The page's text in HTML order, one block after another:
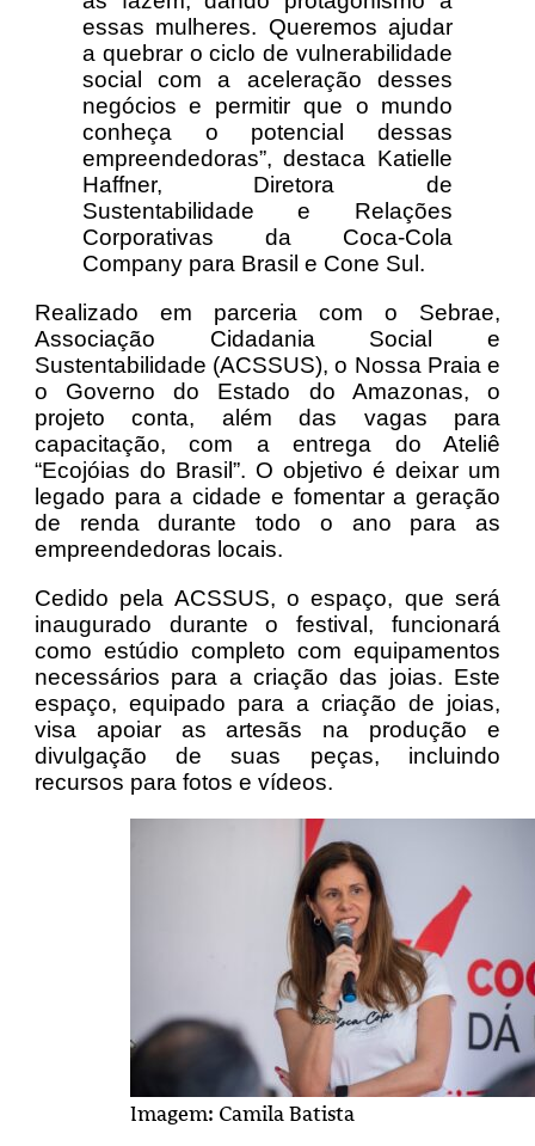
essas mulheres. Queremos ajudar
a quebrar o ciclo de vulnerabilidade
social com a aceleração desses
negócios e permitir que o mundo
conheça o potencial dessas
empreendedoras”, destaca Katielle
Haffner, Diretora de
Sustentabilidade e Relações
Corporativas da Coca-Cola
Company para Brasil e Cone Sul.
Realizado em parceria com o Sebrae,
Associação Cidadania Social e
Sustentabilidade (ACSSUS), o Nossa Praia e
o Governo do Estado do Amazonas, o
projeto conta, além das vagas para
capacitação, com a entrega do Ateliê
“Ecojóias do Brasil”. O objetivo é deixar um
legado para a cidade e fomentar a geração
de renda durante todo o ano para as
empreendedoras locais.
Cedido pela ACSSUS, o espaço, que será
inaugurado durante o festival, funcionará
como estúdio completo com equipamentos
necessários para a criação das joias. Este
espaço, equipado para a criação de joias,
visa apoiar as artesãs na produção e
divulgação de suas peças, incluindo
recursos para fotos e vídeos.
Imagem: Camila Batista